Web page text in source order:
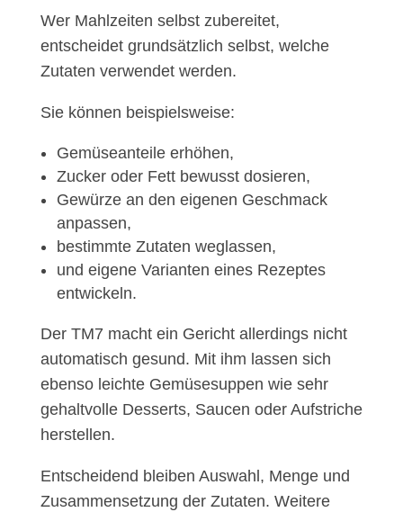
Wer Mahlzeiten selbst zubereitet,
entscheidet grundsätzlich selbst, welche
Zutaten verwendet werden.
Sie können beispielsweise:
Gemüseanteile erhöhen,
Zucker oder Fett bewusst dosieren,
Gewürze an den eigenen Geschmack
anpassen,
bestimmte Zutaten weglassen,
und eigene Varianten eines Rezeptes
entwickeln.
Der TM7 macht ein Gericht allerdings nicht
automatisch gesund. Mit ihm lassen sich
ebenso leichte Gemüsesuppen wie sehr
gehaltvolle Desserts, Saucen oder Aufstriche
herstellen.
Entscheidend bleiben Auswahl, Menge und
Zusammensetzung der Zutaten. Weitere